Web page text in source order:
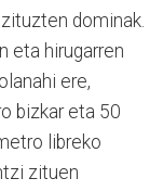
dominak.
eta hirugarren
ere,
bizkar eta 50
libreko
zituen